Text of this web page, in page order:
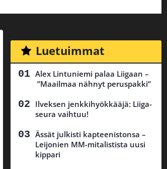
Luetuimmat
Alex Lintuniemi palaa Liigaan –
”Maailmaa nähnyt peruspakki”
Ilveksen jenkkihyökkääjä: Liiga-
seura vaihtuu!
Ässät julkisti kapteenistonsa –
Leijonien MM-mitalistista uusi
kippari